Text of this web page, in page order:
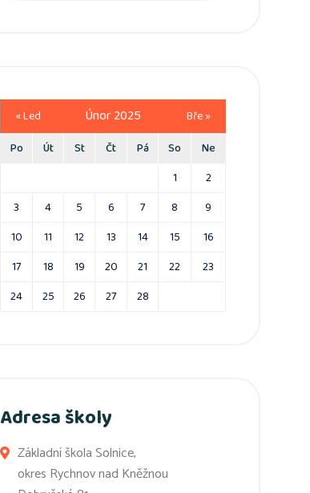
Únor 2025
Po Út St Čt Pá So
Ne
1
2
3
4 5 6 7 8
9
10
11 12 13 14 15
16
17
18 19 20 21 22
23
24
25 26 27 28
« Led Bře »
Adresa školy
Základní škola Solnice,
okres Rychnov nad Kněžnou